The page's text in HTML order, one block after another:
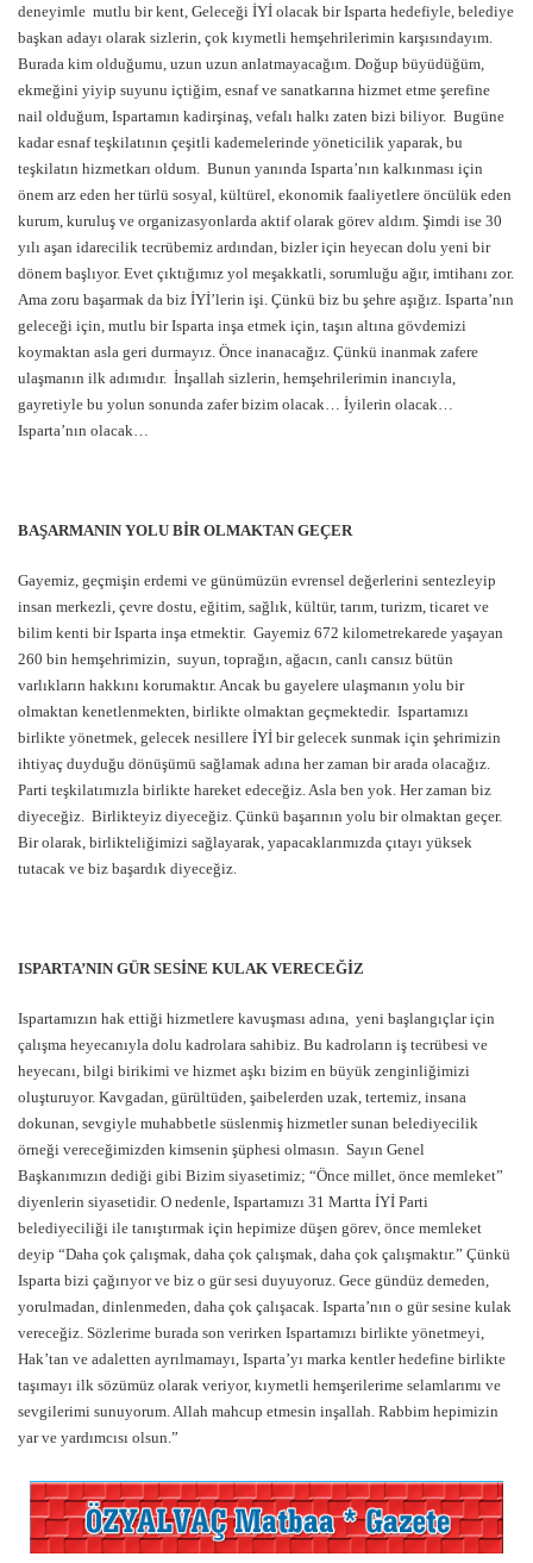
deneyimle mutlu bir kent, Geleceği İYİ olacak bir Isparta hedefiyle, belediye
başkan adayı olarak sizlerin, çok kıymetli hemşehrilerimin karşısındayım.
Burada kim olduğumu, uzun uzun anlatmayacağım. Doğup büyüdüğüm,
ekmeğini yiyip suyunu içtiğim, esnaf ve sanatkarına hizmet etme şerefine
nail olduğum, Ispartamın kadirşinaş, vefalı halkı zaten bizi biliyor. Bugüne
kadar esnaf teşkilatının çeşitli kademelerinde yöneticilik yaparak, bu
teşkilatın hizmetkarı oldum. Bunun yanında Isparta’nın kalkınması için
önem arz eden her türlü sosyal, kültürel, ekonomik faaliyetlere öncülük eden
kurum, kuruluş ve organizasyonlarda aktif olarak görev aldım. Şimdi ise 30
yılı aşan idarecilik tecrübemiz ardından, bizler için heyecan dolu yeni bir
dönem başlıyor. Evet çıktığımız yol meşakkatli, sorumluğu ağır, imtihanı zor.
Ama zoru başarmak da biz İYİ’lerin işi. Çünkü biz bu şehre aşığız. Isparta’nın
geleceği için, mutlu bir Isparta inşa etmek için, taşın altına gövdemizi
koymaktan asla geri durmayız. Önce inanacağız. Çünkü inanmak zafere
ulaşmanın ilk adımıdır. İnşallah sizlerin, hemşehrilerimin inancıyla,
gayretiyle bu yolun sonunda zafer bizim olacak… İyilerin olacak…
Isparta’nın olacak…
BAŞARMANIN YOLU BİR OLMAKTAN GEÇER
Gayemiz, geçmişin erdemi ve günümüzün evrensel değerlerini sentezleyip
insan merkezli, çevre dostu, eğitim, sağlık, kültür, tarım, turizm, ticaret ve
bilim kenti bir Isparta inşa etmektir. Gayemiz 672 kilometrekarede yaşayan
260 bin hemşehrimizin, suyun, toprağın, ağacın, canlı cansız bütün
varlıkların hakkını korumaktır. Ancak bu gayelere ulaşmanın yolu bir
olmaktan kenetlenmekten, birlikte olmaktan geçmektedir. Ispartamızı
birlikte yönetmek, gelecek nesillere İYİ bir gelecek sunmak için şehrimizin
ihtiyaç duyduğu dönüşümü sağlamak adına her zaman bir arada olacağız.
Parti teşkilatımızla birlikte hareket edeceğiz. Asla ben yok. Her zaman biz
diyeceğiz. Birlikteyiz diyeceğiz. Çünkü başarının yolu bir olmaktan geçer.
Bir olarak, birlikteliğimizi sağlayarak, yapacaklarımızda çıtayı yüksek
tutacak ve biz başardık diyeceğiz.
ISPARTA’NIN GÜR SESİNE KULAK VERECEĞİZ
Ispartamızın hak ettiği hizmetlere kavuşması adına, yeni başlangıçlar için
çalışma heyecanıyla dolu kadrolara sahibiz. Bu kadroların iş tecrübesi ve
heyecanı, bilgi birikimi ve hizmet aşkı bizim en büyük zenginliğimizi
oluşturuyor. Kavgadan, gürültüden, şaibelerden uzak, tertemiz, insana
dokunan, sevgiyle muhabbetle süslenmiş hizmetler sunan belediyecilik
örneği vereceğimizden kimsenin şüphesi olmasın. Sayın Genel
Başkanımızın dediği gibi Bizim siyasetimiz; “Önce millet, önce memleket”
diyenlerin siyasetidir. O nedenle, Ispartamızı 31 Martta İYİ Parti
belediyeciliği ile tanıştırmak için hepimize düşen görev, önce memleket
deyip “Daha çok çalışmak, daha çok çalışmak, daha çok çalışmaktır.” Çünkü
Isparta bizi çağırıyor ve biz o gür sesi duyuyoruz. Gece gündüz demeden,
yorulmadan, dinlenmeden, daha çok çalışacak. Isparta’nın o gür sesine kulak
vereceğiz. Sözlerime burada son verirken Ispartamızı birlikte yönetmeyi,
Hak’tan ve adaletten ayrılmamayı, Isparta’yı marka kentler hedefine birlikte
taşımayı ilk sözümüz olarak veriyor, kıymetli hemşerilerime selamlarımı ve
sevgilerimi sunuyorum. Allah mahcup etmesin inşallah. Rabbim hepimizin
yar ve yardımcısı olsun.”